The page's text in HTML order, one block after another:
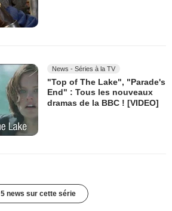
News - Séries à la TV
"Top of The Lake", "Parade's
End" : Tous les nouveaux
dramas de la BBC ! [VIDEO]
5 news sur cette série